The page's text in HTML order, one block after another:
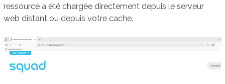
ressource a été chargée directement depuis le serveur
web distant ou depuis votre cache.